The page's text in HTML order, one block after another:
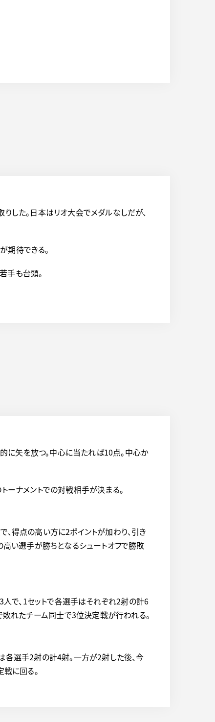
した。日本はリオ大会でメダルなしだが、
期待できる。
手も台頭。
に矢を放つ。中心に当たれば10点。中心か
ーナメントでの対戦相手が決まる。
、得点の高い方に2ポイントが加わり、引き
い選手が勝ちとなるシュートオフで勝敗
で、1セットで各選手はそれぞれ2射の計6
敗れたチーム同士で3位決定戦が行われる。
選手2射の計4射。一方が2射した後、今
に回る。